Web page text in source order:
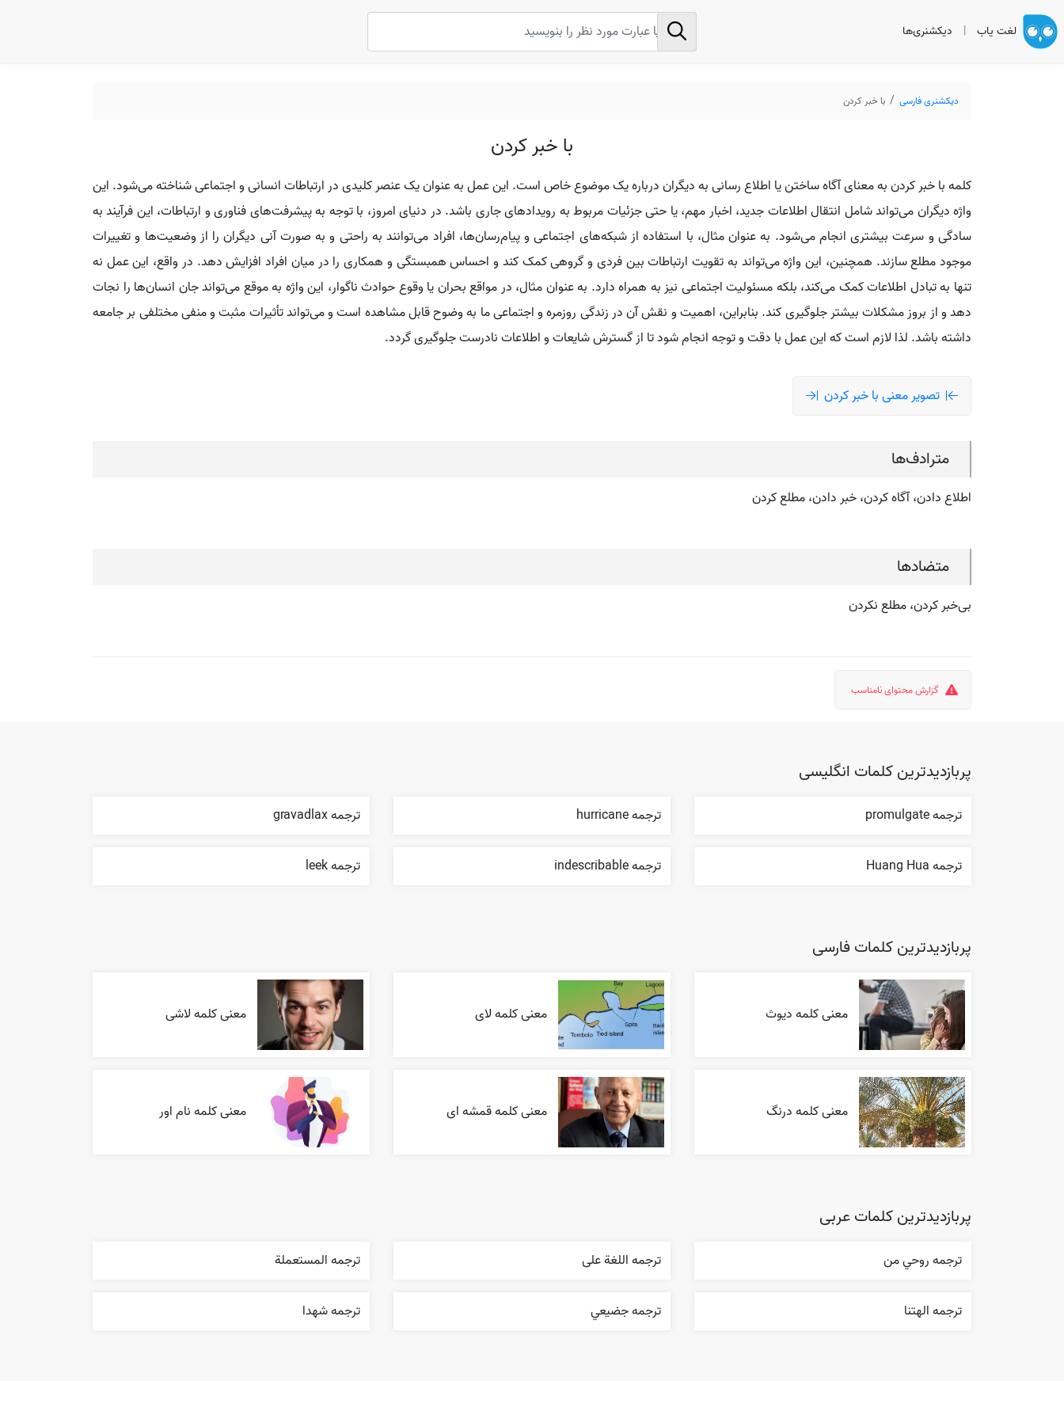
لغت یاب | دیکشنری‌ها
دیکشنری فارسی با خبر کردن
با خبر کردن
کلمه با خبر کردن به معنای آگاه ساختن یا اطلاع رسانی به دیگران درباره یک موضوع خاص است. این عمل به عنوان یک عنصر کلیدی در ارتباطات انسانی و اجتماعی شناخته می‌شود. این
واژه دیگران می‌تواند شامل انتقال اطلاعات جدید، اخبار مهم، یا حتی جزئیات مربوط به رویدادهای جاری باشد. در دنیای امروز، با توجه به پیشرفت‌های فناوری و ارتباطات، این فرآیند به
سادگی و سرعت بیشتری انجام می‌شود. به عنوان مثال، با استفاده از شبکه‌های اجتماعی و پیام‌رسان‌ها، افراد می‌توانند به راحتی و به صورت آنی دیگران را از وضعیت‌ها و تغییرات
موجود مطلع سازند. همچنین، این واژه می‌تواند به تقویت ارتباطات بین فردی و گروهی کمک کند و احساس همبستگی و همکاری را در میان افراد افزایش دهد. در واقع، این عمل نه
تنها به تبادل اطلاعات کمک می‌کند، بلکه مسئولیت اجتماعی نیز به همراه دارد. به عنوان مثال، در مواقع بحران یا وقوع حوادث ناگوار، این واژه به موقع می‌تواند جان انسان‌ها را نجات
دهد و از بروز مشکلات بیشتر جلوگیری کند. بنابراین، اهمیت و نقش آن در زندگی روزمره و اجتماعی ما به وضوح قابل مشاهده است و می‌تواند تأثیرات مثبت و منفی مختلفی بر جامعه
داشته باشد. لذا لازم است که این عمل با دقت و توجه انجام شود تا از گسترش شایعات و اطلاعات نادرست جلوگیری گردد.
تصویر معنی با خبر کردن
مترادف‌ها
اطلاع دادن، آگاه کردن، خبر دادن، مطلع کردن
متضادها
بی‌خبر کردن، مطلع نکردن
گزارش محتوای نامناسب
پربازدیدترین کلمات انگلیسی
ترجمه promulgate ترجمه hurricane ترجمه gravadlax
ترجمه Huang Hua ترجمه indescribable ترجمه leek
پربازدیدترین کلمات فارسی
معنی کلمه دیوث معنی کلمه لای معنی کلمه لاشی
معنی کلمه درنگ معنی کلمه قمشه ای معنی کلمه نام اور
پربازدیدترین کلمات عربی
ترجمه روحي من ترجمه اللغة علی ترجمه المستعملة
ترجمه الهتنا ترجمه جضيعي ترجمه شهدا